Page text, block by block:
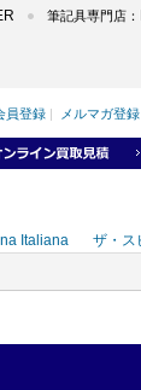
筆記具専門店：